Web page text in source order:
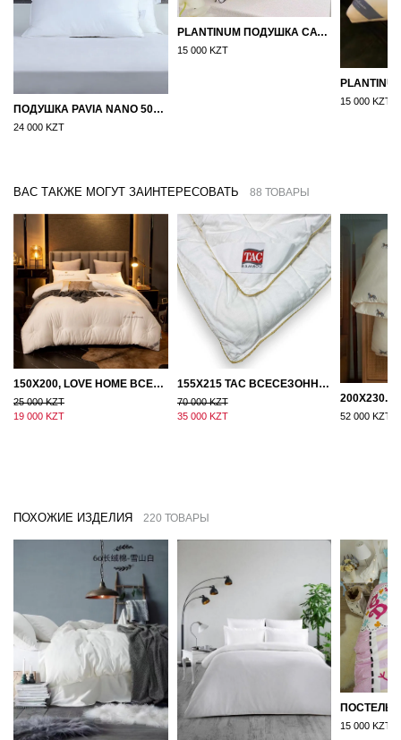
ПОДУШКА PAVIA NANO 50X70
24 000 KZT
PLANTINUM ПОДУШКА САТИН, ШЕЛК 50Х70
15 000 KZT
15 000 KZT
ВАС ТАКЖЕ МОГУТ ЗАИНТЕРЕСОВАТЬ 88 ТОВАРЫ
150Х200, LOVE HOME ВСЕСЕЗОННОЕ ОДЕЯЛО ИЗ ХЛОПКА С НАПОЛНИТЕЛЕМ МИКРОГЕЛЬ
25 000 KZT
19 000 KZT
155Х215 TAC ВСЕСЕЗОННОЕ ХЛОПКОВОЕ ОДЕЯЛО ИЗ БАМБУКОВОГО ВОЛОКНА
70 000 KZT
35 000 KZT
52 000 KZT
ПОХОЖИЕ ИЗДЕЛИЯ 220 ТОВАРЫ
15 000 KZT